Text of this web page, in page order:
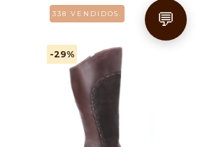
338 VENDIDOS.
-29%
💬